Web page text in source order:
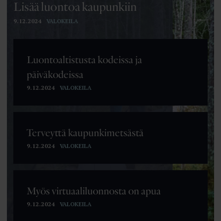
Vastavalmistuneiden palkkahaitari kasvoi ja työnhaku
pitkittyi
Loimun työmarkkinatutkimuksesta paljastui vastavalmistuneiden
13.04.2026
Työntekijän asema heikentyisi ehdotettujen lakimuutosten
myötä
Petteri Orpon hallitus on antanut esityksensä eduskunnalle määräaikaisten
13.04.2026
”Melko hyvä” ei riitä!
9.12.2024 VALOKEILA
Lisää luontoa kaupunkiin
9.12.2024 VALOKEILA
Luontoaltistusta kodeissa ja
päiväkodeissa
9.12.2024 VALOKEILA
Terveyttä kaupunkimetsästä
9.12.2024 VALOKEILA
Myös virtuaaliluonnosta on apua